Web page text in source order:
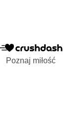
Poznaj miłość